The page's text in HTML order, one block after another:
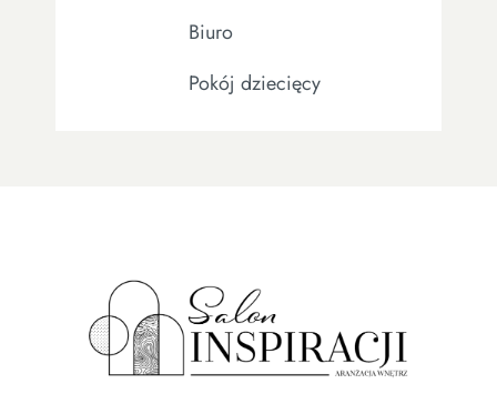
Biuro
Pokój dziecięcy